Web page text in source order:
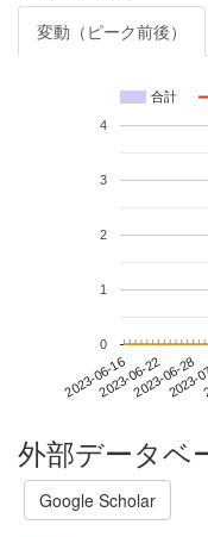
変動（ピーク前後）
合計
2023-06-162023-06-222023-06-28
2023-
0
1
2
3
4
外部データベ
Google Scholar